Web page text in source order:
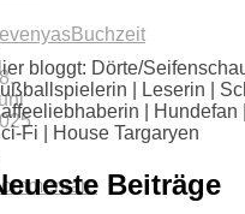
bloggt: Dörte/
| Leserin |
| Hundefan
Fi | House Targaryen
Beiträge